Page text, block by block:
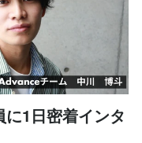
1日密着インタ